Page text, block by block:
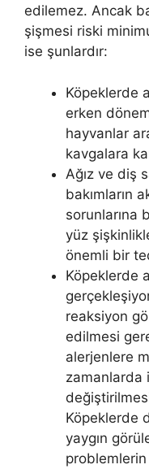
edilemez. Ancak
şişmesi riski
ise şunlardır:
Köpeklerde
erken
hayvanlar
kavgalara
Ağız ve diş
bakımların
sorunlarına
yüz
önemli bir
Köpeklerde
reaksiyon
edilmesi
alerjenlere
zamanlarda
Köpeklerde
yaygın